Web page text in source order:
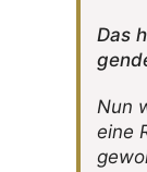
Das
Nun
eine